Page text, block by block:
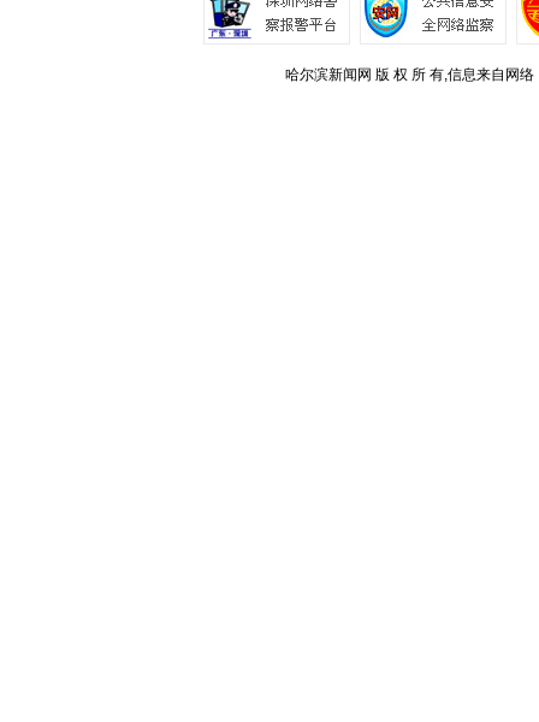
哈尔滨新闻网 版 权 所 有,信息来自网